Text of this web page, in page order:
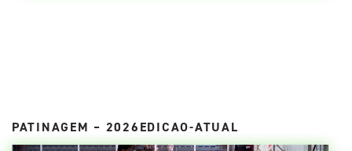
PATINAGEM – 2026EDICAO-ATUAL